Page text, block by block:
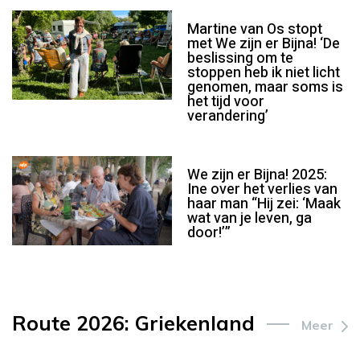
Martine van Os stopt
met We zijn er Bijna! ‘De
beslissing om te
stoppen heb ik niet licht
genomen, maar soms is
het tijd voor
verandering’
We zijn er Bijna! 2025:
Ine over het verlies van
haar man “Hij zei: ‘Maak
wat van je leven, ga
door!’”
Route 2026: Griekenland Meer